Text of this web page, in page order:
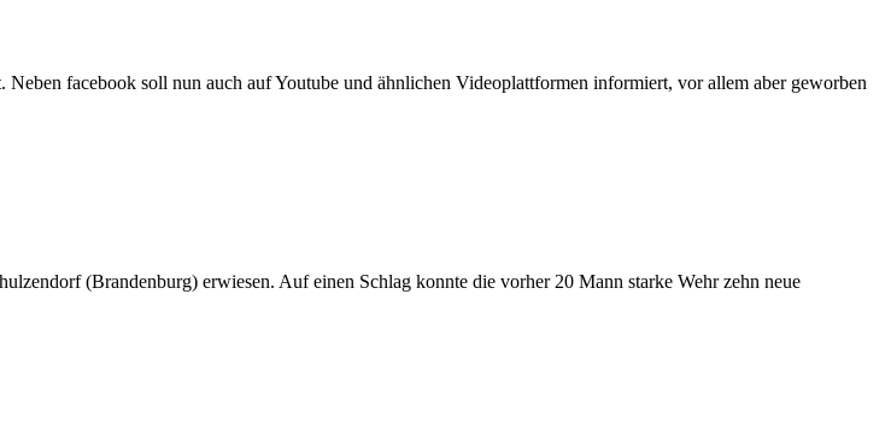
facebook soll nun auch auf Youtube und ähnlichen Videoplattformen informiert, vor allem aber geworben
(Brandenburg) erwiesen. Auf einen Schlag konnte die vorher 20 Mann starke Wehr zehn neue